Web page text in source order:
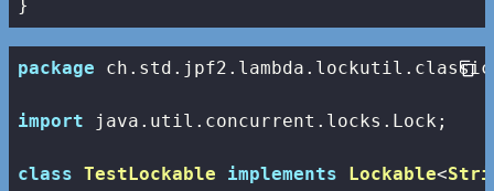
}
package
import java.util.concurrent.locks.Lock;
class TestLockable implements Lockable<